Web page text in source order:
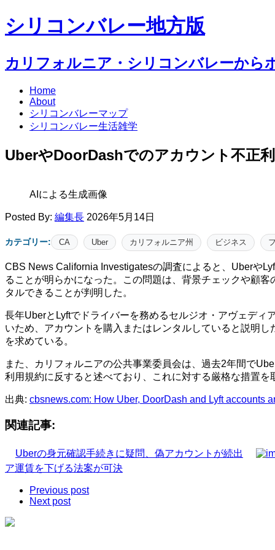
シリコンバレー地方版
カリフォルニア・シリコンバレーから
Home
About
シリコンバレーマップ
シリコンバレー生活雑学
UberやDoorDashでのアカウント不正
AIによる生成画像
Posted By: 編集長 2026年5月14日
カテゴリー: CA Uber カリフォルニア州 ビジネス
CBS News California Investigatesの調査によると、Uberや
ることが明らかになった。この問題は、背景チェックや顧
タルできることが判明した。
長年UberとLyftでドライバーを務めるセルジオ・アヴェデ
いため、アカウントを購入またはレンタルしていると説明
を求めている。
また、カリフォルニアの公共事業委員会は、過去2年間で
利用規約に反すると述べており、これに対する厳格な措置を
出典: cbsnews.com: How Uber, DoorDash and Lyft accounts
関連記事:
Uberの身元確認手続きに疑問、偽アカウントが続出
ア運賃を下げる法案が可決
Previous post
Next post